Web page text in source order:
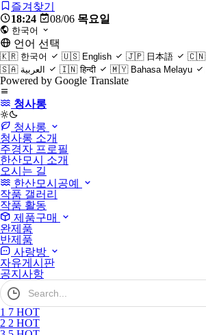
즐겨찾기
18:24
08/06 목요일
한국어
언어 선택
🇰🇷 한국어 🇺🇸 English 🇯🇵 日本語 🇨🇳
🇸🇦 العربية 🇮🇳 हिन्दी 🇲🇾 Bahasa Melayu
Powered by Google Translate
청사롱
light청사롱
청사롱 소개
주경자 프로필
한산모시 소개
오시는 길
한산모시공예
작품 갤러리
작품 활동
제품구매
완제품
반제품
사랑방
자유게시판
공지사항
검
색
어
필
수
1 7 HOT
2 2 HOT